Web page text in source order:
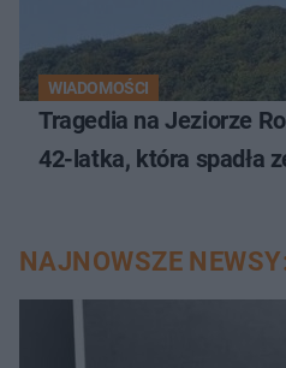
WIADOMOŚCI
Tragedia na Jeziorze
42-latka, która spadła
NAJNOWSZE